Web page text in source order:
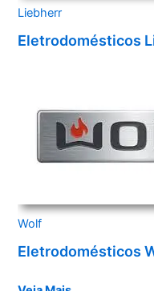
Liebherr
Eletrodomésticos
Wolf
Eletrodomésticos